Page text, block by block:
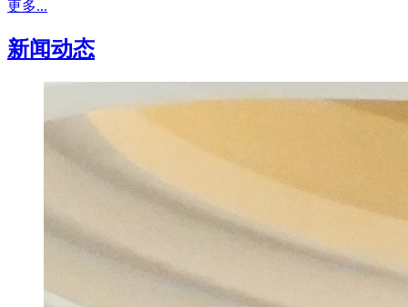
更多...
新闻动态